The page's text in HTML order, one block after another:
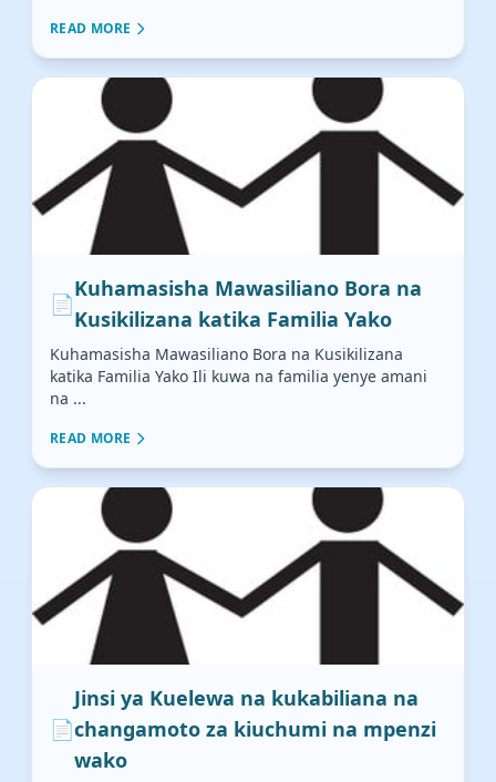
READ MORE
📄
Kuhamasisha Mawasiliano Bora na
Kusikilizana katika Familia Yako
Kuhamasisha Mawasiliano Bora na Kusikilizana
katika Familia Yako Ili kuwa na familia yenye amani
na ...
READ MORE
📄
Jinsi ya Kuelewa na kukabiliana na
changamoto za kiuchumi na mpenzi
wako